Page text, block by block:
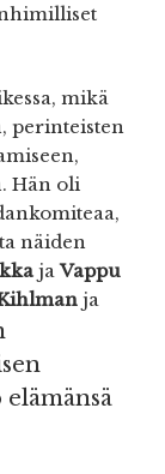
mikä
perinteisten
Hän oli
näiden
jaVappu
ja